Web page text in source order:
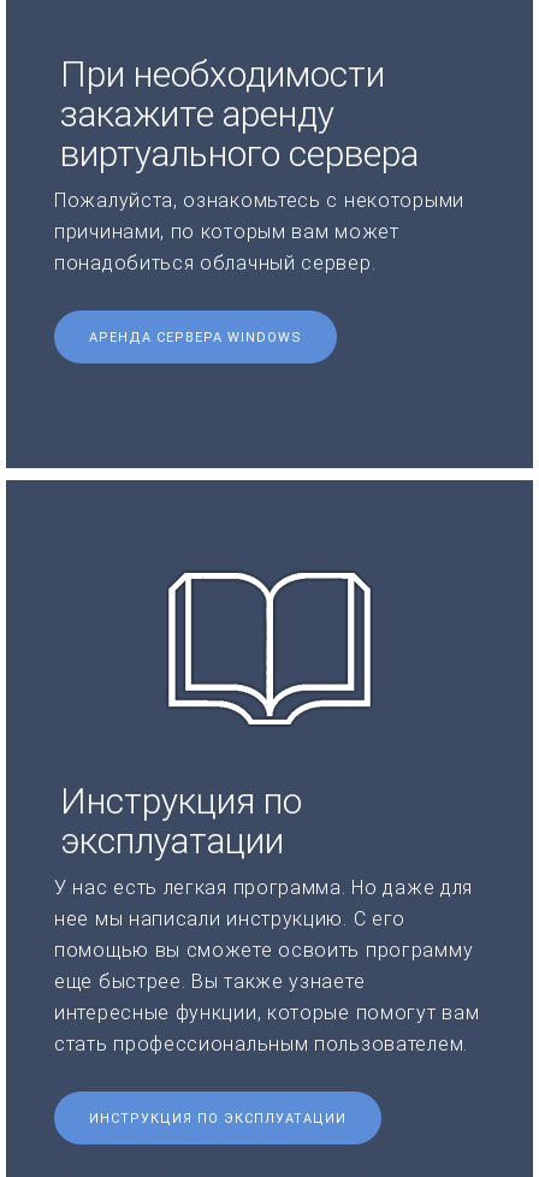
При необходимости
закажите аренду
виртуального сервера
Пожалуйста, ознакомьтесь с некоторыми
причинами, по которым вам может
понадобиться облачный сервер.
АРЕНДА СЕРВЕРА WINDOWS
Инструкция по
эксплуатации
У нас есть легкая программа. Но даже для
нее мы написали инструкцию. С его
помощью вы сможете освоить программу
еще быстрее. Вы также узнаете
интересные функции, которые помогут вам
стать профессиональным пользователем.
ИНСТРУКЦИЯ ПО ЭКСПЛУАТАЦИИ